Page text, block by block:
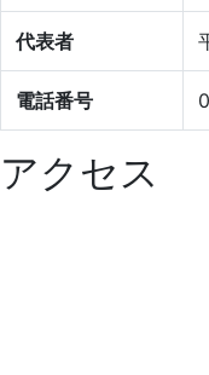
代表者
電話番号
アクセス